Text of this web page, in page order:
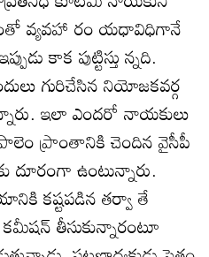
వ్యవహా రం యధావిధిగానే
కాక పుట్టిస్తు న్నది.
గురిచేసిన నియోజకవర్గ
ఇలా ఎందరో నాయకులు
ప్రాంతానికి చెందిన వైసీపీ
దూరంగా ఉంటున్నారు.
కష్టపడిన తర్వా తే
తీసుకున్నారంటూ